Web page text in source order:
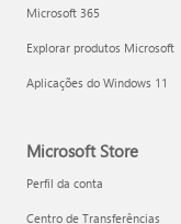
Microsoft 365
Explorar produtos Microsoft
Aplicações do Windows 11
Microsoft Store
Perfil da conta
Centro de Transferências